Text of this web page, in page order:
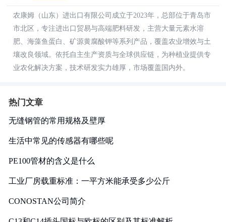
农康姆（山东）进出口有限公司成立于2023年，总部位于青岛市
市北区，专注进出口贸易与高端肥料研发，主营大量元素水溶
肥、海藻鱼蛋白、矿源黄腐酸钾等系列产品，覆盖农业增效与土
壤改良领域。依托自主生产资质与全球供应链，为种植业提供专
业农化解决方案，技术研发实力雄厚，市场覆盖国内外。
热门文章
无缝钢管的常用规格及壁厚
生活中常见的传感器有哪些呢
PE100管材的含义是什么
工业厂房载重标准：一平方米能承受多少公斤
CONOSTAN公司简介